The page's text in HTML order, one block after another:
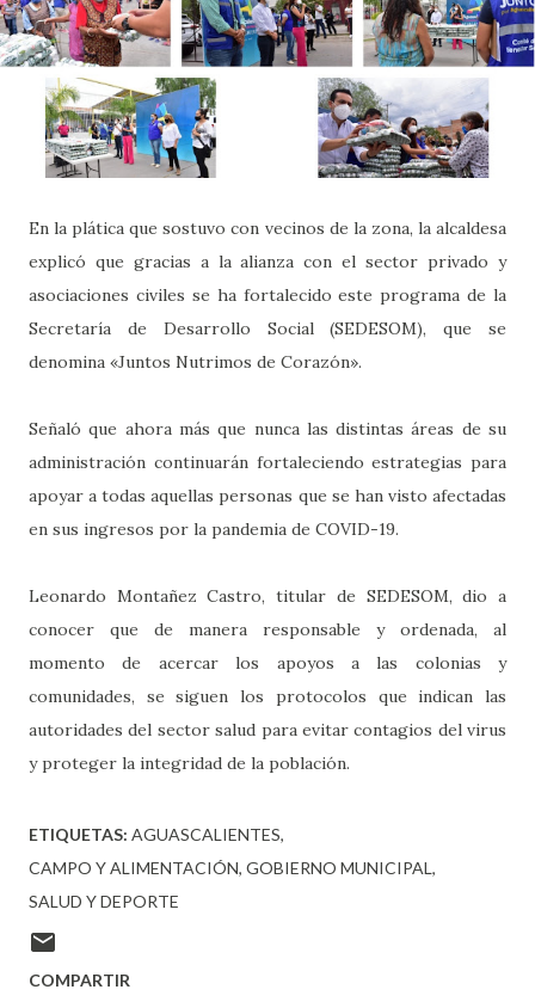
En la plática que sostuvo con vecinos de la zona, la alcaldesa
explicó que gracias a la alianza con el sector privado y
asociaciones civiles se ha fortalecido este programa de la
Secretaría de Desarrollo Social (SEDESOM), que se
denomina «Juntos Nutrimos de Corazón».
Señaló que ahora más que nunca las distintas áreas de su
administración continuarán fortaleciendo estrategias para
apoyar a todas aquellas personas que se han visto afectadas
en sus ingresos por la pandemia de COVID-19.
Leonardo Montañez Castro, titular de SEDESOM, dio a
conocer que de manera responsable y ordenada, al
momento de acercar los apoyos a las colonias y
comunidades, se siguen los protocolos que indican las
autoridades del sector salud para evitar contagios del virus
y proteger la integridad de la población.
ETIQUETAS: AGUASCALIENTES
CAMPO Y ALIMENTACIÓN GOBIERNO MUNICIPAL
SALUD Y DEPORTE
COMPARTIR